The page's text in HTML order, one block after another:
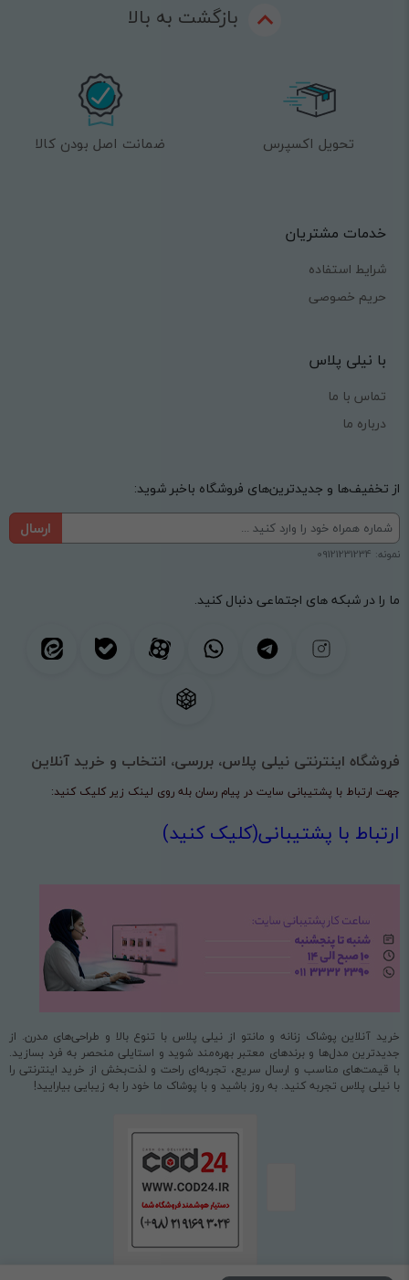
بازگشت به بالا
تحویل اکسپرس ضمانت اصل بودن کالا
خدمات مشتریان
شرایط استفاده
حریم خصوصی
با نیلی پلاس
تماس با ما
درباره ما
از تخفیف‌ها و جدیدترین‌های فروشگاه باخبر شوید:
ارسال
نمونه: 09121231234
ما را در شبکه های اجتماعی دنبال کنید.
فروشگاه اینترنتی نیلی پلاس، بررسی، انتخاب و خرید آنلاین
جهت ارتباط با پشتیبانی سایت در پیام رسان بله روی لینک زیر کلیک کنید:
ارتباط با پشتیبانی(کلیک کنید)
خرید آنلاین پوشاک زنانه و مانتو از نیلی پلاس با تنوع بالا و طراحی‌های مدرن. از
جدیدترین مدل‌ها و برندهای معتبر بهره‌مند شوید و استایلی منحصر به فرد بسازید.
با قیمت‌های مناسب و ارسال سریع، تجربه‌ای راحت و لذت‌بخش از خرید اینترنتی را
با نیلی پلاس تجربه کنید. به روز باشید و با پوشاک ما خود را به زیبایی بیارایید!